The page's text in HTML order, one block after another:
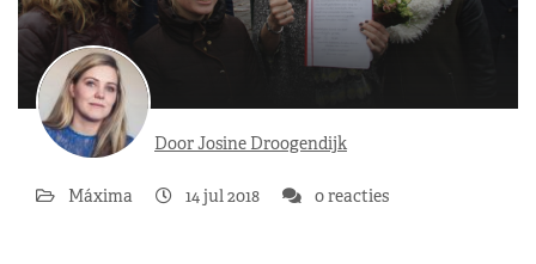
Door Josine Droogendijk
Máxima 14 jul 2018 0 reacties